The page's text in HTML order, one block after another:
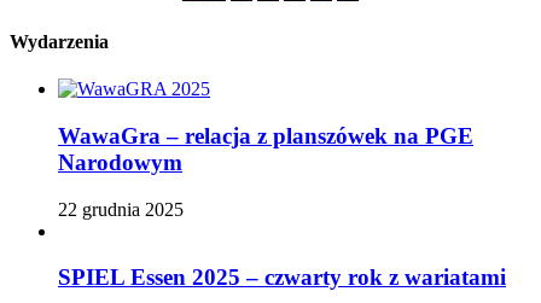
Wydarzenia
WawaGra – relacja z planszówek na PGE
Narodowym
22 grudnia 2025
SPIEL Essen 2025 – czwarty rok z wariatami